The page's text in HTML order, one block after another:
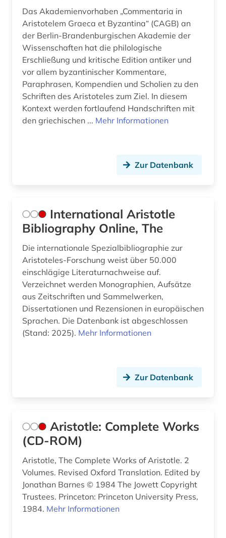
Das Akademienvorhaben „Commentaria in
Aristotelem Graeca et Byzantina“ (CAGB) an
der Berlin-Brandenburgischen Akademie der
Wissenschaften hat die philologische
Erschließung und kritische Edition antiker und
vor allem byzantinischer Kommentare,
Paraphrasen, Kompendien und Scholien zu den
Schriften des Aristoteles zum Ziel. In diesem
Kontext werden fortlaufend Handschriften mit
den griechischen ... Mehr Informationen
Zur Datenbank
International Aristotle
Bibliography Online, The
Die internationale Spezialbibliographie zur
Aristoteles-Forschung weist über 50.000
einschlägige Literaturnachweise auf.
Verzeichnet werden Monographien, Aufsätze
aus Zeitschriften und Sammelwerken,
Dissertationen und Rezensionen in europäischen
Sprachen. Die Datenbank ist abgeschlossen
(Stand: 2025). Mehr Informationen
Zur Datenbank
Aristotle: Complete Works
(CD-ROM)
Aristotle, The Complete Works of Aristotle. 2
Volumes. Revised Oxford Translation. Edited by
Jonathan Barnes © 1984 The Jowett Copyright
Trustees. Princeton: Princeton University Press,
1984. Mehr Informationen